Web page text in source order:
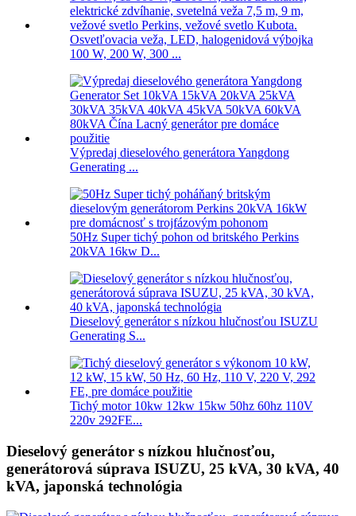
Osvetľovacia veža, LED, halogenidová výbojka
100 W, 200 W, 300 ...
Výpredaj dieselového generátora Yangdong
Generating ...
50Hz Super tichý pohon od britského Perkins
20kVA 16kw D...
Dieselový generátor s nízkou hlučnosťou ISUZU
Generating S...
Tichý motor 10kw 12kw 15kw 50hz 60hz 110V
220v 292FE...
Dieselový generátor s nízkou hlučnosťou,
generátorová súprava ISUZU, 25 kVA, 30 kVA, 40
kVA, japonská technológia